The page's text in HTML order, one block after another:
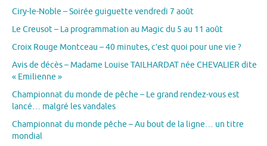
Ciry-le-Noble – Soirée guiguette vendredi 7 août
Le Creusot – La programmation au Magic du 5 au 11 août
Croix Rouge Montceau – 40 minutes, c’est quoi pour une vie ?
Avis de décès – Madame Louise TAILHARDAT née CHEVALIER dite
« Emilienne »
Championnat du monde de pêche – Le grand rendez-vous est
lancé… malgré les vandales
Championnat du monde pêche – Au bout de la ligne… un titre
mondial